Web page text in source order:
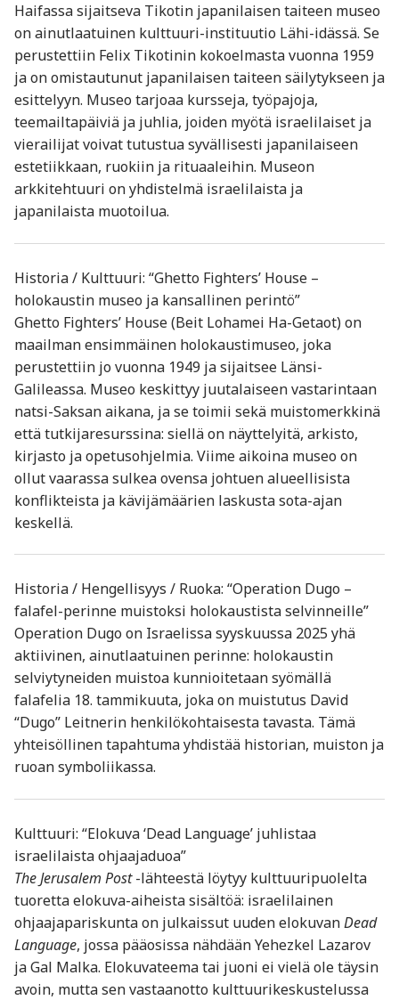
Haifassa sijaitseva Tikotin japanilaisen taiteen museo
on ainutlaatuinen kulttuuri-instituutio Lähi-idässä. Se
perustettiin Felix Tikotinin kokoelmasta vuonna 1959
ja on omistautunut japanilaisen taiteen säilytykseen ja
esittelyyn. Museo tarjoaa kursseja, työpajoja,
teemailtapäiviä ja juhlia, joiden myötä israelilaiset ja
vierailijat voivat tutustua syvällisesti japanilaiseen
estetiikkaan, ruokiin ja rituaaleihin. Museon
arkkitehtuuri on yhdistelmä israelilaista ja
japanilaista muotoilua.
Historia / Kulttuuri: “Ghetto Fighters’ House –
holokaustin museo ja kansallinen perintö”
Ghetto Fighters’ House (Beit Lohamei Ha-Getaot) on
maailman ensimmäinen holokaustimuseo, joka
perustettiin jo vuonna 1949 ja sijaitsee Länsi-
Galileassa. Museo keskittyy juutalaiseen vastarintaan
natsi-Saksan aikana, ja se toimii sekä muistomerkkinä
että tutkijaresurssina: siellä on näyttelyitä, arkisto,
kirjasto ja opetusohjelmia. Viime aikoina museo on
ollut vaarassa sulkea ovensa johtuen alueellisista
konflikteista ja kävijämäärien laskusta sota-ajan
keskellä.
Historia / Hengellisyys / Ruoka: “Operation Dugo –
falafel-perinne muistoksi holokaustista selvinneille”
Operation Dugo on Israelissa syyskuussa 2025 yhä
aktiivinen, ainutlaatuinen perinne: holokaustin
selviytyneiden muistoa kunnioitetaan syömällä
falafelia 18. tammikuuta, joka on muistutus David
“Dugo” Leitnerin henkilökohtaisesta tavasta. Tämä
yhteisöllinen tapahtuma yhdistää historian, muiston ja
ruoan symboliikassa.
Kulttuuri: “Elokuva ‘Dead Language’ juhlistaa
israelilaista ohjaajaduoa”
The Jerusalem Post-lähteestä löytyy kulttuuripuolelta
tuoretta elokuva-aiheista sisältöä: israelilainen
ohjaajapariskunta on julkaissut uuden elokuvanDead
Language, jossa pääosissa nähdään Yehezkel Lazarov
ja Gal Malka. Elokuvateema tai juoni ei vielä ole täysin
avoin, mutta sen vastaanotto kulttuurikeskustelussa